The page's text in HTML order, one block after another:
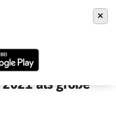
EM 2021 als große Bühne
als große